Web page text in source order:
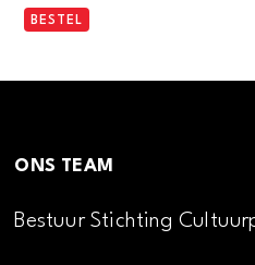
BESTEL
ONS TEAM
Bestuur Stichting